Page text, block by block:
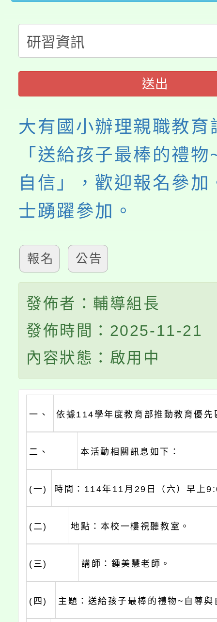
者。
份教師研習
淨零綠生活教案入校路
會
115年食農教育專業人
送出
大有國小辦理親職教育
「送給孩子最棒的禮
自信」，歡迎報名參加
士踴躍參加。
報名 公告
發佈者：輔導組長
發佈時間：2025-11-21
內容狀態：啟用中
一、 依據114學年度教育部推動教育優先
二、 本活動相關訊息如下：
(一) 時間：114年11月29日（六）早上
(二) 地點：本校一樓視聽教室。
(三) 講師：鍾美慧老師。
(四) 主題：送給孩子最棒的禮物~自尊與